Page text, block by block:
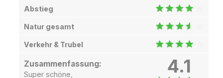
Abstieg
Natur gesamt
Verkehr & Trubel
Zusammenfassung:
Super schöne, 4.1